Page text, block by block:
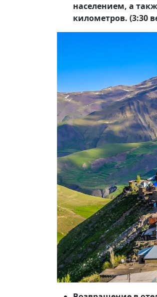
населением, а
километров. (3:30